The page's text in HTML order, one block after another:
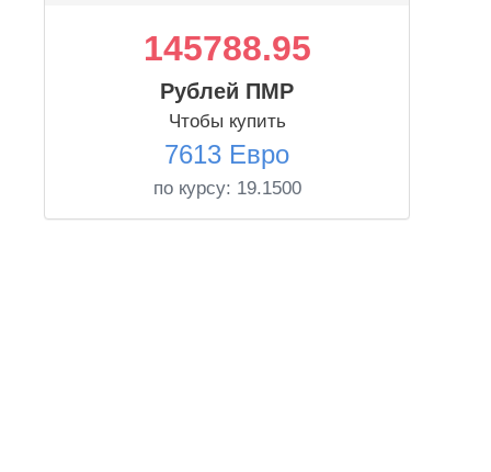
145788.95
Рублей ПМР
Чтобы купить
7613 Евро
по курсу: 19.1500